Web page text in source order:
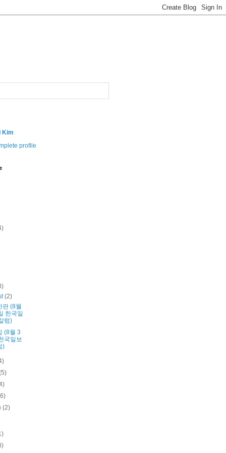
Kim
profile
(2)
판 (8월
한국일
럼)
(8월 3
국일보
)
(2)